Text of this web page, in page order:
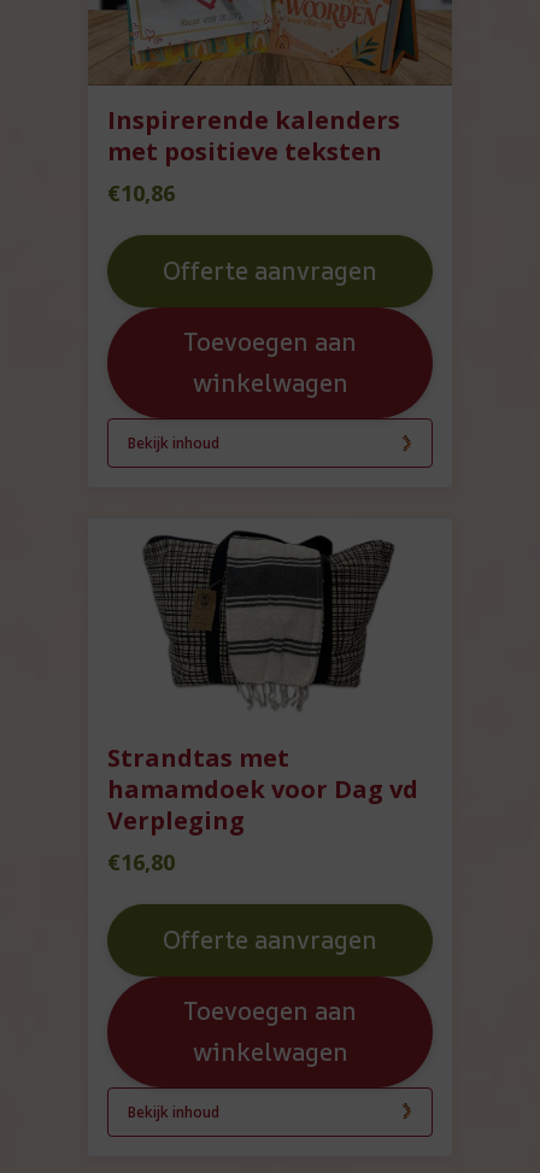
Inspirerende kalenders
met positieve teksten
€10,86
Offerte aanvragen
Toevoegen aan
winkelwagen
Bekijk inhoud
Strandtas met
hamamdoek voor Dag vd
Verpleging
€16,80
Offerte aanvragen
Toevoegen aan
winkelwagen
Bekijk inhoud